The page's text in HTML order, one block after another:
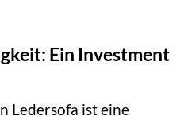
Ein Investment
Ledersofa ist eine